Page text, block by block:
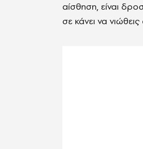
αίσθηση, είναι
σε κάνει να